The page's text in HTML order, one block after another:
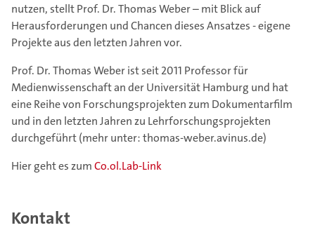
nutzen, stellt Prof. Dr. Thomas Weber – mit Blick auf
Herausforderungen und Chancen dieses Ansatzes - eigene
Projekte aus den letzten Jahren vor.
Prof. Dr. Thomas Weber ist seit 2011 Professor für
Medienwissenschaft an der Universität Hamburg und hat
eine Reihe von Forschungsprojekten zum Dokumentarfilm
und in den letzten Jahren zu Lehrforschungsprojekten
durchgeführt (mehr unter: thomas-weber.avinus.de)
Hier geht es zumCo.ol.Lab-Link
Kontakt